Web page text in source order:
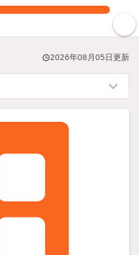
2026年08月05日更新